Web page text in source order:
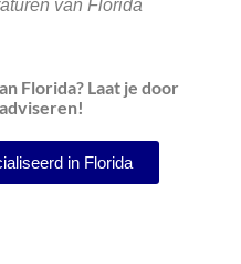
van Florida
Florida? Laat je door
in Florida